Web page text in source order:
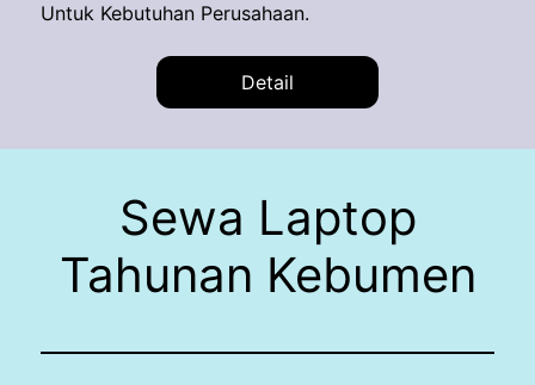
Untuk Kebutuhan Perusahaan.
Detail
Sewa Laptop
Tahunan Kebumen